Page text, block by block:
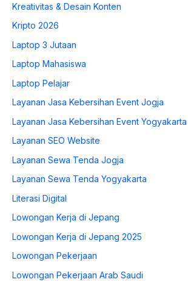
Kreativitas & Desain Konten
Kripto 2026
Laptop 3 Jutaan
Laptop Mahasiswa
Laptop Pelajar
Layanan Jasa Kebersihan Event Jogja
Layanan Jasa Kebersihan Event Yogyakarta
Layanan SEO Website
Layanan Sewa Tenda Jogja
Layanan Sewa Tenda Yogyakarta
Literasi Digital
Lowongan Kerja di Jepang
Lowongan Kerja di Jepang 2025
Lowongan Pekerjaan
Lowongan Pekerjaan Arab Saudi